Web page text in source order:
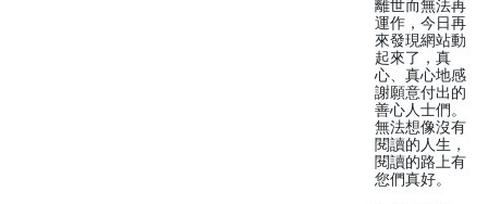
離世而無法再
運作，今日再
來發現網站動
起來了，真
心、真心地感
謝願意付出的
善心人士們。
無法想像沒有
閱讀的人生，
閱讀的路上有
您們真好。